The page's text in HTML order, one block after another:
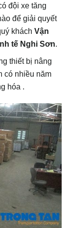
đội xe tăng
để giải quyết
kháchVận
tế Nghi Sơn
thiết bị nâng
có nhiều năm
hóa .